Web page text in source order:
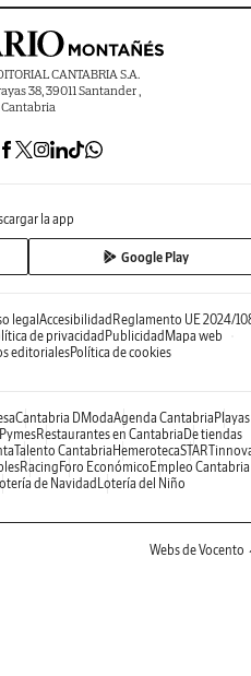
CANTABRIA S.A.
38, 39011 Santander ,
Cantabria
la app
Google Play
legal Accesibilidad Reglamento UE 2024/
de privacidad Publicidad Mapa web
editorialesPolítica de cookies
Cantabria DModaAgenda Cantabria Playas
Restaurantes en Cantabria De tiendas
Talento Cantabria Hemeroteca
Racing Foro Económico Empleo Cantabria
de Navidad Lotería del Niño
Webs de Vocento